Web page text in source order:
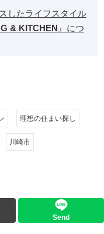
したライフスタイル
& KITCHEN 』につ
理想の住まい探し
川崎市
Send